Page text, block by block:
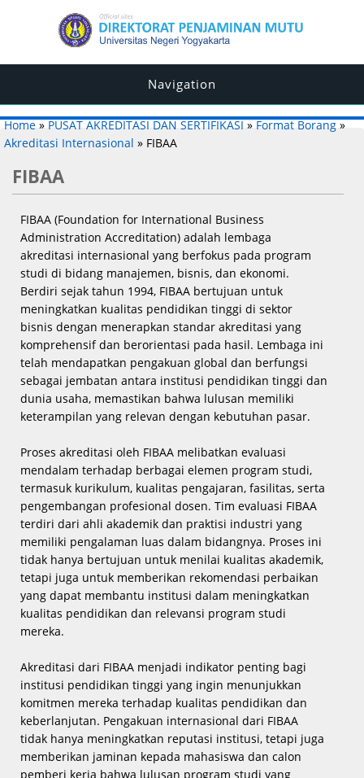
Navigation
You are here
Home » PUSAT AKREDITASI DAN SERTIFIKASI » Format Borang »
Akreditasi Internasional » FIBAA
FIBAA
FIBAA (Foundation for International Business
Administration Accreditation) adalah lembaga
akreditasi internasional yang berfokus pada program
studi di bidang manajemen, bisnis, dan ekonomi.
Berdiri sejak tahun 1994, FIBAA bertujuan untuk
meningkatkan kualitas pendidikan tinggi di sektor
bisnis dengan menerapkan standar akreditasi yang
komprehensif dan berorientasi pada hasil. Lembaga ini
telah mendapatkan pengakuan global dan berfungsi
sebagai jembatan antara institusi pendidikan tinggi dan
dunia usaha, memastikan bahwa lulusan memiliki
keterampilan yang relevan dengan kebutuhan pasar.
Proses akreditasi oleh FIBAA melibatkan evaluasi
mendalam terhadap berbagai elemen program studi,
termasuk kurikulum, kualitas pengajaran, fasilitas, serta
pengembangan profesional dosen. Tim evaluasi FIBAA
terdiri dari ahli akademik dan praktisi industri yang
memiliki pengalaman luas dalam bidangnya. Proses ini
tidak hanya bertujuan untuk menilai kualitas akademik,
tetapi juga untuk memberikan rekomendasi perbaikan
yang dapat membantu institusi dalam meningkatkan
kualitas pendidikan dan relevansi program studi
mereka.
Akreditasi dari FIBAA menjadi indikator penting bagi
institusi pendidikan tinggi yang ingin menunjukkan
komitmen mereka terhadap kualitas pendidikan dan
keberlanjutan. Pengakuan internasional dari FIBAA
tidak hanya meningkatkan reputasi institusi, tetapi juga
memberikan jaminan kepada mahasiswa dan calon
pemberi kerja bahwa lulusan program studi yang